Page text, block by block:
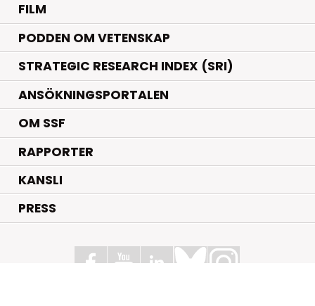
FILM
PODDEN OM VETENSKAP
STRATEGIC RESEARCH INDEX (SRI)
ANSÖKNINGSPORTALEN
OM SSF
RAPPORTER
KANSLI
PRESS